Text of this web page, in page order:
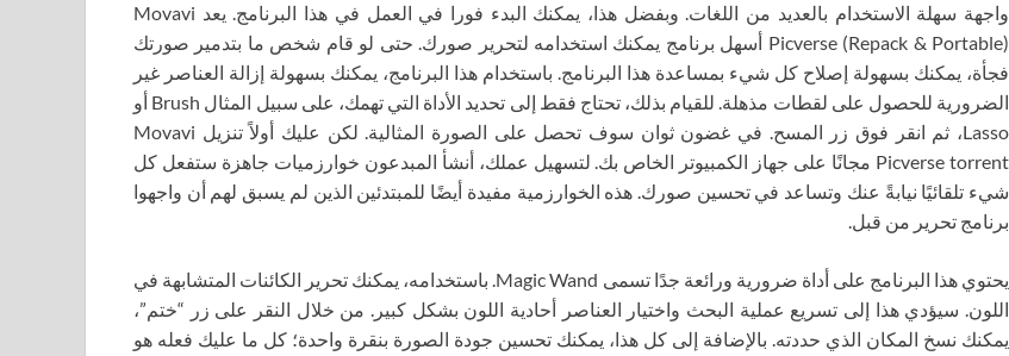
واجهة سهلة الاستخدام بالعديد من اللغات. وبفضل هذا، يمكنك البدء فورا في العمل في هذا البرنامج. يعد Movavi
Picverse (Repack & Portable) أسهل برنامج يمكنك استخدامه لتحرير صورك. حتى لو قام شخص ما بتدمير صورتك
فجأة، يمكنك بسهولة إصلاح كل شيء بمساعدة هذا البرنامج. باستخدام هذا البرنامج، يمكنك بسهولة إزالة العناصر غير
الضرورية للحصول على لقطات مذهلة. للقيام بذلك، تحتاج فقط إلى تحديد الأداة التي تهمك، على سبيل المثال Brush أو
Lasso، ثم انقر فوق زر المسح. في غضون ثوان سوف تحصل على الصورة المثالية. لكن عليك أولاً تنزيل Movavi
Picverse torrent مجانًا على جهاز الكمبيوتر الخاص بك. لتسهيل عملك، أنشأ المبدعون خوارزميات جاهزة ستفعل كل
شيء تلقائيًا نيابةً عنك وتساعد في تحسين صورك. هذه الخوارزمية مفيدة أيضًا للمبتدئين الذين لم يسبق لهم أن واجهوا
برنامج تحرير من قبل.
يحتوي هذا البرنامج على أداة ضرورية ورائعة جدًا تسمى Magic Wand. باستخدامه، يمكنك تحرير الكائنات المتشابهة في
اللون. سيؤدي هذا إلى تسريع عملية البحث واختيار العناصر أحادية اللون بشكل كبير. من خلال النقر على زر “ختم”،
يمكنك نسخ المكان الذي حددته. بالإضافة إلى كل هذا، يمكنك تحسين جودة الصورة بنقرة واحدة؛ كل ما عليك فعله هو